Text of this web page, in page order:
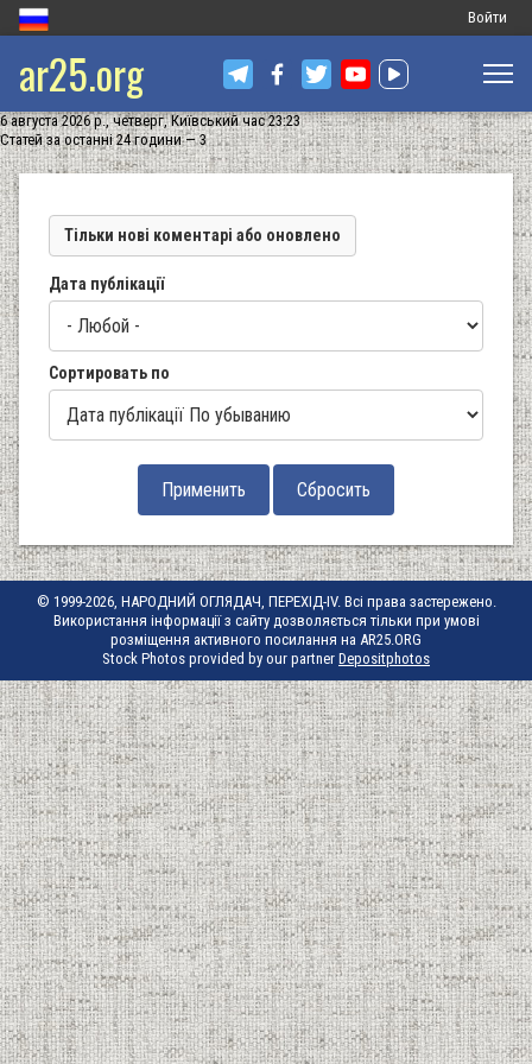
Меню
запису
Войти
ar25.org
6 августа 2026 р., четверг, Київський час 23:23
Статей за останні 24 години — 3
Тільки нові коментарі або оновлено
Дата публікації
Сортировать по
© 1999-2026, НАРОДНИЙ ОГЛЯДАЧ, ПЕРЕХІД-IV. Всі права застережено.
Використання інформації з сайту дозволяється тільки при умові
розміщення активного посилання на AR25.ORG
Stock Photos provided by our partner Depositphotos